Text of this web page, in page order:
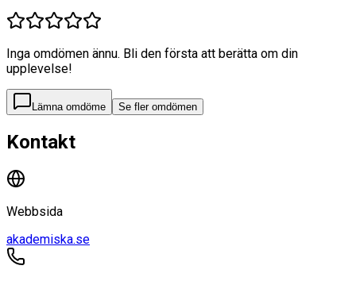
Inga omdömen ännu. Bli den första att berätta om din
upplevelse!
Lämna omdöme Se fler omdömen
Kontakt
Webbsida
akademiska.se